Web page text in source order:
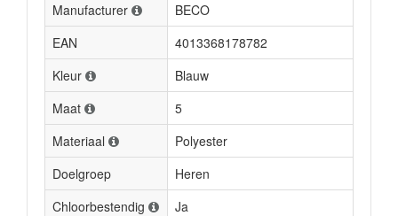
Manufacturer
BECO
EAN
4013368178782
Kleur
Blauw
Maat
5
Materiaal
Polyester
Doelgroep
Heren
Chloorbestendig
Ja